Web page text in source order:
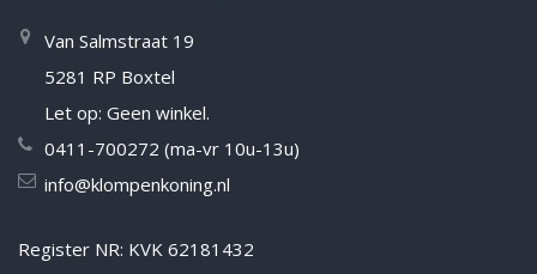
Van Salmstraat 19
5281 RP Boxtel
Let op: Geen winkel.
0411-700272 (ma-vr 10u-13u)
info@klompenkoning.nl
Register NR: KVK 62181432